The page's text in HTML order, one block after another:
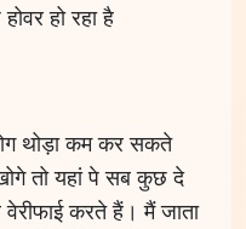
हो रहा है
थोड़ा कम कर सकते
तो यहां पे सब कुछ दे
करते हैं। मैं जाता